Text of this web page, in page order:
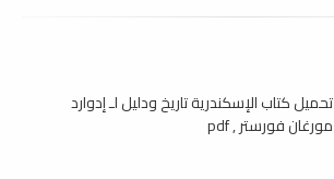
تحميل كتاب الإسكندرية تاريخ ودليل لـ إدوارد
مورغان فورستر , pdf